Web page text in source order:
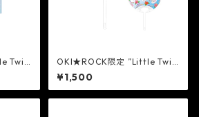
Twin
OKI★ROCK限定 ”Little Twin
Stars” うちわ[BLUE]
¥1,500